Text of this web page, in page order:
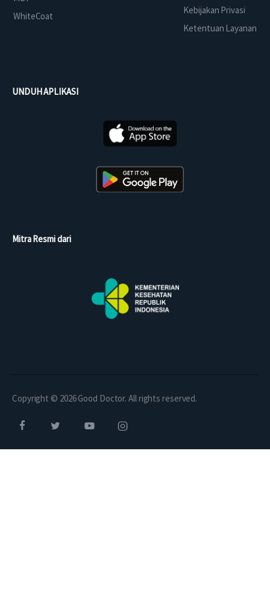
WhiteCoat
Kebijakan Privasi
Ketentuan Layanan
UNDUH APLIKASI
Mitra Resmi dari
Copyright © 2026 Good Doctor. All rights reserved.